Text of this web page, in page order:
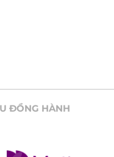
ĐỒNG HÀNH